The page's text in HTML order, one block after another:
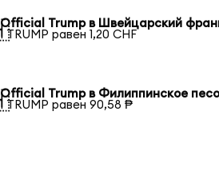
Official Trump в Швейцарский
1 TRUMP равен 1,20 CHF
Official Trump в Филиппинское песо
1 TRUMP равен 90,58 ₱